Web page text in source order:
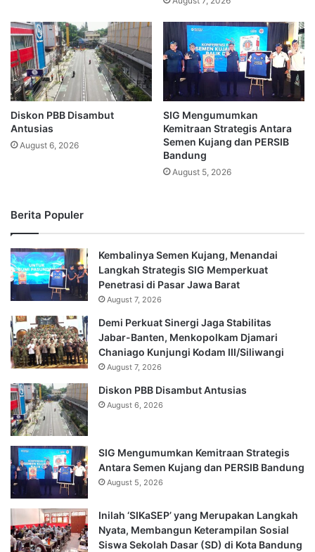
Diskon PBB Disambut
Antusias
August 6, 2026
SIG Mengumumkan
Kemitraan Strategis Antara
Semen Kujang dan PERSIB
Bandung
August 5, 2026
Berita Populer
Kembalinya Semen Kujang, Menandai
Langkah Strategis SIG Memperkuat
Penetrasi di Pasar Jawa Barat
August 7, 2026
Demi Perkuat Sinergi Jaga Stabilitas
Jabar-Banten, Menkopolkam Djamari
Chaniago Kunjungi Kodam III/Siliwangi
August 7, 2026
Diskon PBB Disambut Antusias
August 6, 2026
SIG Mengumumkan Kemitraan Strategis
Antara Semen Kujang dan PERSIB Bandung
August 5, 2026
Inilah ‘SIKaSEP’ yang Merupakan Langkah
Nyata, Membangun Keterampilan Sosial
Siswa Sekolah Dasar (SD) di Kota Bandung